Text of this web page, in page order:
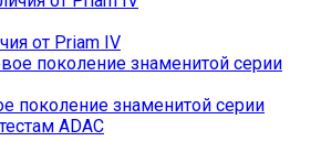
от Priam IV
поколение знаменитой серии